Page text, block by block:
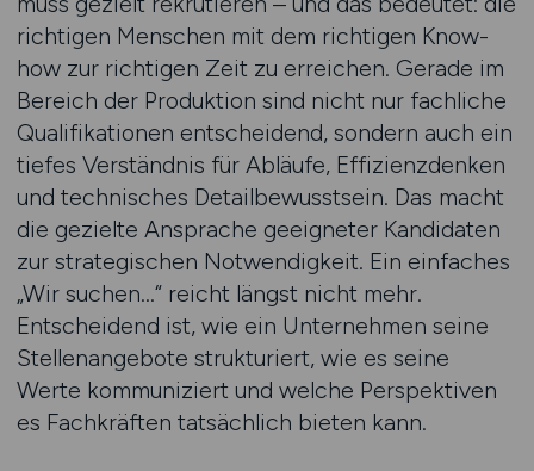
richtigen Menschen mit dem richtigen Know-
how zur richtigen Zeit zu erreichen. Gerade im
Bereich der Produktion sind nicht nur fachliche
Qualifikationen entscheidend, sondern auch ein
tiefes Verständnis für Abläufe, Effizienzdenken
und technisches Detailbewusstsein. Das macht
die gezielte Ansprache geeigneter Kandidaten
zur strategischen Notwendigkeit. Ein einfaches
„Wir suchen…“ reicht längst nicht mehr.
Entscheidend ist, wie ein Unternehmen seine
Stellenangebote strukturiert, wie es seine
Werte kommuniziert und welche Perspektiven
es Fachkräften tatsächlich bieten kann.